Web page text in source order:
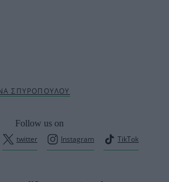
Follow us on
twitter Instagram TikTok